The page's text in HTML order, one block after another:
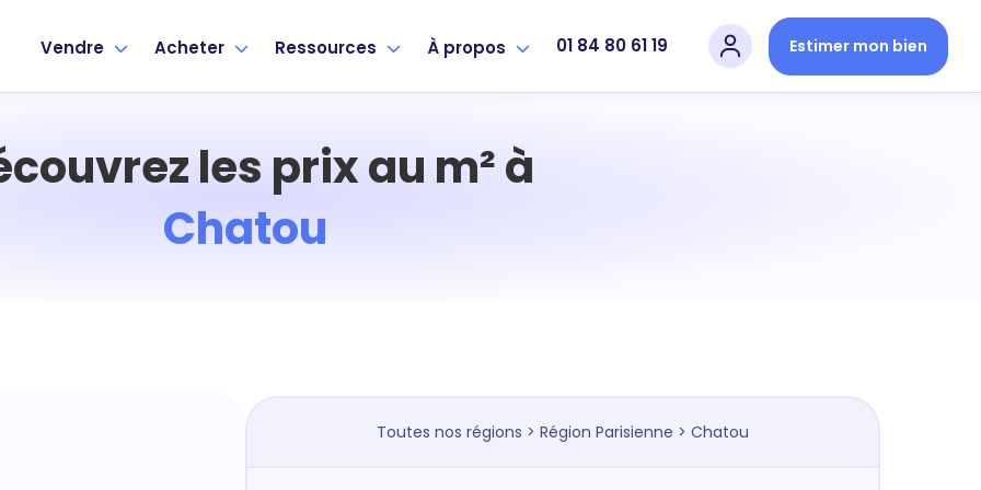
Vendre Acheter Ressources À propos 01 84 80 61 19 Estimer mon bien
les prix au m² à
Chatou
Toutes nos régions > Région Parisienne > Chatou